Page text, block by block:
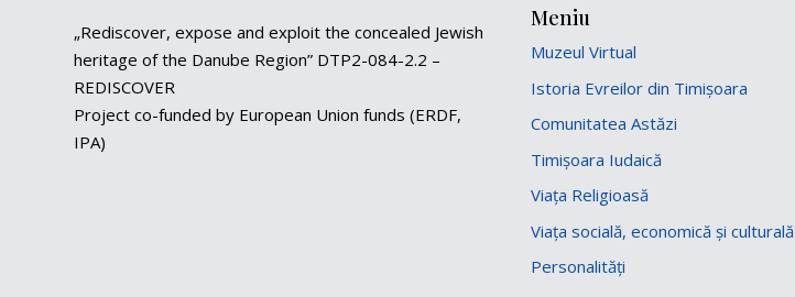
„Rediscover, expose and exploit the concealed Jewish
heritage of the Danube Region” DTP2-084-2.2 –
REDISCOVER
Project co-funded by European Union funds (ERDF,
IPA)
Meniu
Muzeul Virtual
Istoria Evreilor din Timișoara
Comunitatea Astăzi
Timișoara Iudaică
Viața Religioasă
Viața socială, economică și culturală
Personalități